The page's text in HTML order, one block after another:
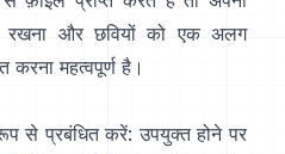
रखना और छवियों को एक अलग
करना महत्वपूर्ण है।
से प्रबंधित करें: उपयुक्त होने पर